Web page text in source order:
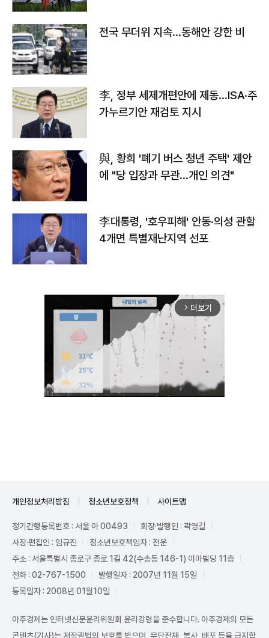
전국 무더위 지속…동해안 강한 비
李, 정부 세제개편안에 제동…ISA·주
가누르기안 재검토 지시
與, 황희 '폐기 버스 청년 주택' 제안
에 "당 입장과 무관…개인 의견"
李대통령, '호우피해' 안동·의성 관할
4개면 특별재난지역 선포
arrow_forward_ios 더보기
개인정보처리방침 청소년보호정책 사이트맵
정기간행등록번호 : 서울 아 00493
회장·발행인 : 곽영길
사장·편집인 : 임규진
청소년보호책임자 : 전운
주소 : 서울특별시 종로구 종로 1길 42(수송동 146-1) 이마빌딩 11층
전화 : 02-767-1500
발행일자 : 2007년 11월 15일
등록일자 : 2008년 01월10일
아주경제는 인터넷신문윤리위원회 윤리강령을 준수합니다. 아주경제의 모든
콘텐츠(기사)는 저작권법의 보호를 받으며, 무단전재, 복사, 배포 등을 금지합